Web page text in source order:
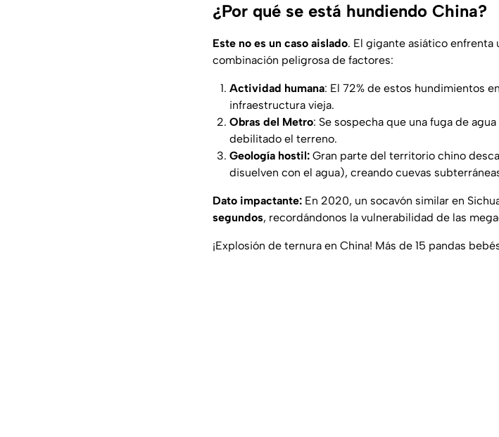
¿Por qué se está hundiendo China?
Este no es un caso aislado. El gigante asiático enfrenta
combinación peligrosa de factores:
Actividad humana: El 72% de estos hundimientos
infraestructura vieja.
Obras del Metro: Se sospecha que una fuga de
debilitado el terreno.
Geología hostil: Gran parte del territorio chino
disuelven con el agua), creando cuevas
Dato impactante: En 2020, un socavón similar en
segundos, recordándonos la vulnerabilidad de las
¡Explosión de ternura en China! Más de 15 pandas